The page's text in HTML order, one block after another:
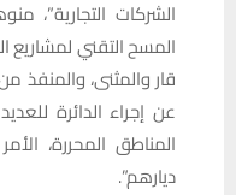
الشركات التجارية”،
المسح التقني
قار والمثنى، والمنفذ
عن إجراء الدائرة
المناطق المحررة،
ديارهم”.